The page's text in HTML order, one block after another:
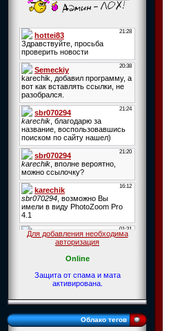
Для добавления необходима
авторизация
Online
Защита от спама и мата
активирована.
Облако тегов